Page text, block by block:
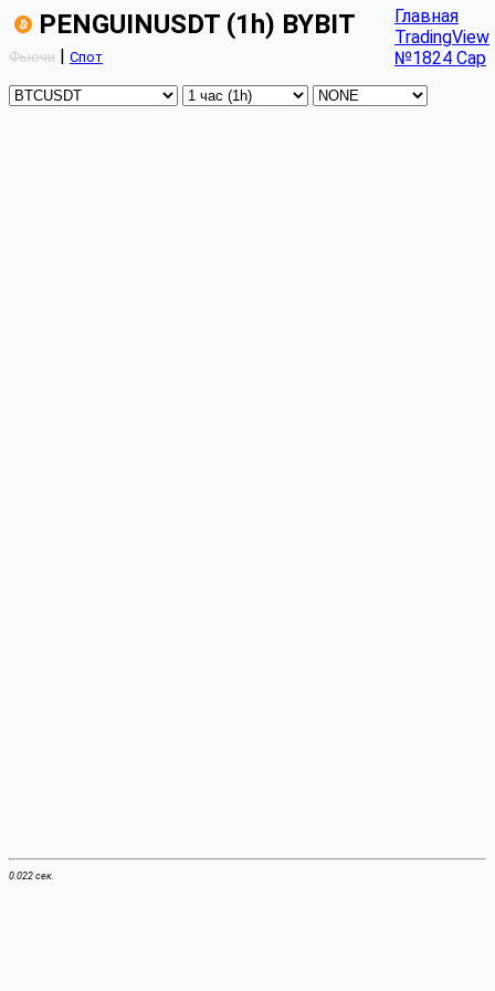
PENGUINUSDT (1h) BYBIT
Фьючи | Спот
Главная
TradingView
№1824 Cap
0.022 сек.